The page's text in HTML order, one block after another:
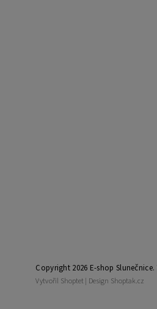
Copyright 2026 E-shop Slunečnice.
Vytvořil Shoptet | Design Shoptak.cz